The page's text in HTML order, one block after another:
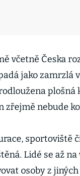
včetně Česka
jako zamrzlá
plošná
nebude
sportoviště
Lidé se až
osoby z